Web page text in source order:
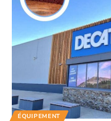
ÉQUIPEMENT